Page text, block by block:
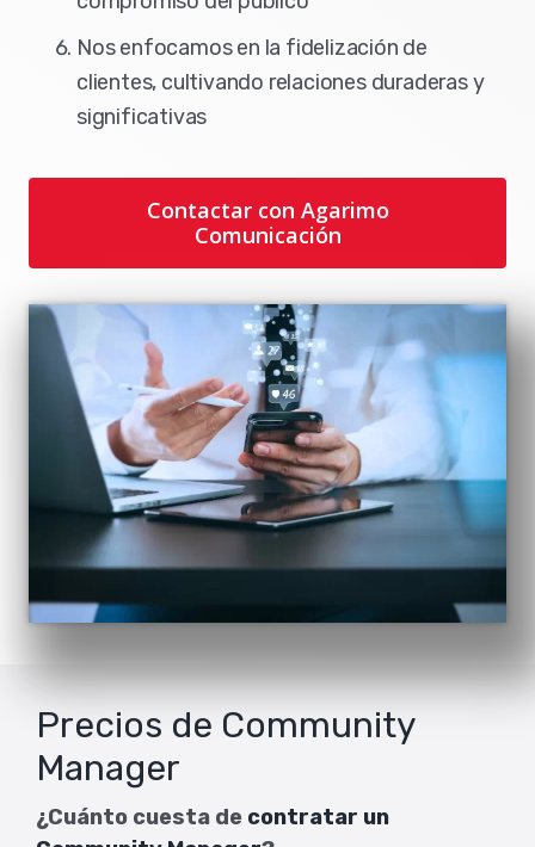
Nos enfocamos en la fidelización de
clientes, cultivando relaciones duraderas y
significativas
Contactar con Agarimo
Comunicación
Precios de Community
Manager
¿Cuánto cuesta de contratar un